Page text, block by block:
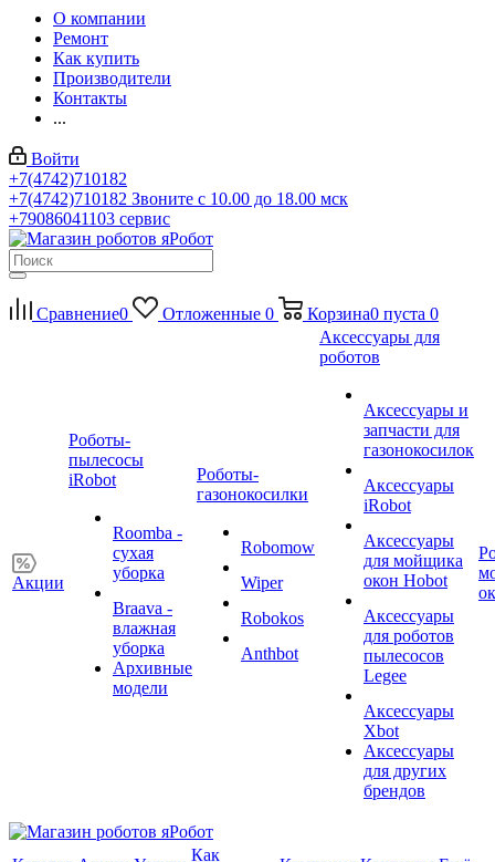
О компании
Ремонт
Как купить
Производители
Контакты
...
Войти
+7(4742)710182
+7(4742)710182 Звоните с 10.00 до 18.00 мск
+79086041103 сервис
Сравнение0 Отложенные 0 Корзина0 пуста 0
Акции
Роботы-
пылесосы
iRobot
Roomba -
сухая
уборка
Braava -
влажная
уборка
Архивные
модели
Роботы-
газонокосилки
Robomow
Wiper
Robokos
Anthbot
Аксессуары для
роботов
Аксессуары и
запчасти для
газонокосилок
Аксессуары
iRobot
Аксессуары
для мойщика
окон Hobot
Аксессуары
для роботов
пылесосов
Legee
Аксессуары
Xbot
Аксессуары
для других
брендов
Как